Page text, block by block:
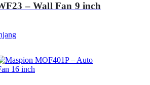
– Wall Fan 9 inch